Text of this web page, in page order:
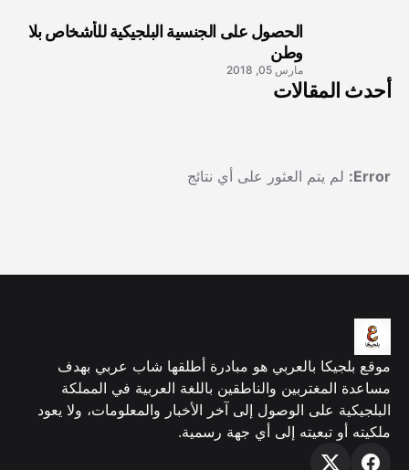
الحصول على الجنسية البلجيكية للأشخاص بلا
وطن
مارس 05, 2018
أحدث المقالات
Error: لم يتم العثور على أي نتائج
موقع بلجيكا بالعربي هو مبادرة أطلقها شاب عربي بهدف
مساعدة المغتربين والناطقين باللغة العربية في المملكة
البلجيكية على الوصول إلى آخر الأخبار والمعلومات، ولا يعود
ملكيته أو تبعيته إلى أي جهة رسمية.